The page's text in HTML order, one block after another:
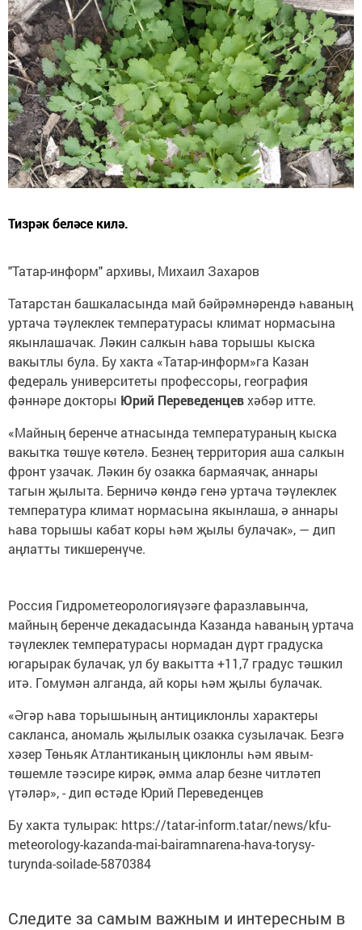
Тизрәк беләсе килә.
"Татар-информ" архивы, Михаил Захаров
Татарстан башкаласында май бәйрәмнәрендә һаваның
уртача тәүлеклек температурасы климат нормасына
якынлашачак. Ләкин салкын һава торышы кыска
вакытлы була. Бу хакта «Татар-информ»га Казан
федераль университеты профессоры, география
фәннәре докторы Юрий Переведенцевхәбәр итте.
«Майның беренче атнасында температураның кыска
вакытка төшүе көтелә. Безнең территория аша салкын
фронт узачак. Ләкин бу озакка бармаячак, аннары
тагын җылыта. Берничә көндә генә уртача тәүлеклек
температура климат нормасына якынлаша, ә аннары
һава торышы кабат коры һәм җылы булачак», — дип
аңлатты тикшеренүче.
Россия Гидрометеорологияүзәге фаразлавынча,
майның беренче декадасында Казанда һаваның уртача
тәүлеклек температурасы нормадан дүрт градуска
югарырак булачак, ул бу вакытта +11,7 градус тәшкил
итә. Гомумән алганда, ай коры һәм җылы булачак.
«Әгәр һава торышының антициклонлы характеры
сакланса, аномаль җылылык озакка сузылачак. Безгә
хәзер Төньяк Атлантиканың циклонлы һәм явым-
төшемле тәэсире кирәк, әмма алар безне читләтеп
үтәләр», - дип өстәде Юрий Переведенцев
Бу хакта тулырак: https://tatar-inform.tatar/news/kfu-
meteorology-kazanda-mai-bairamnarena-hava-torysy-
turynda-soilade-5870384
Следите за самым важным и интересным в